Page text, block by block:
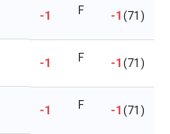
-1 F -1(71)
-1 F -1(71)
-1 F -1(71)